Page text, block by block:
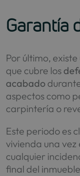
Garantía
Por último,
que cubre los
acabado
aspectos como
carpintería o
Este periodo es
vivienda una
cualquier
final del